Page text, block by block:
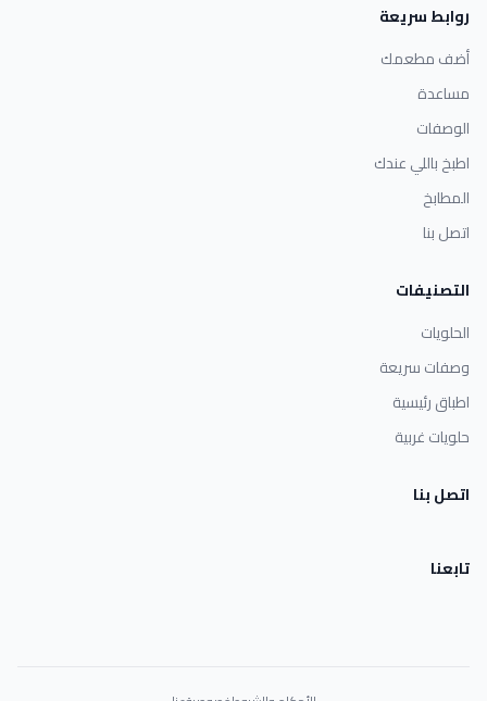
روابط سريعة
أضف مطعمك
مساعدة
الوصفات
اطبخ باللي عندك
المطابخ
اتصل بنا
التصنيفات
الحلويات
وصفات سريعة
اطباق رئيسية
حلويات غربية
اتصل بنا
تابعنا